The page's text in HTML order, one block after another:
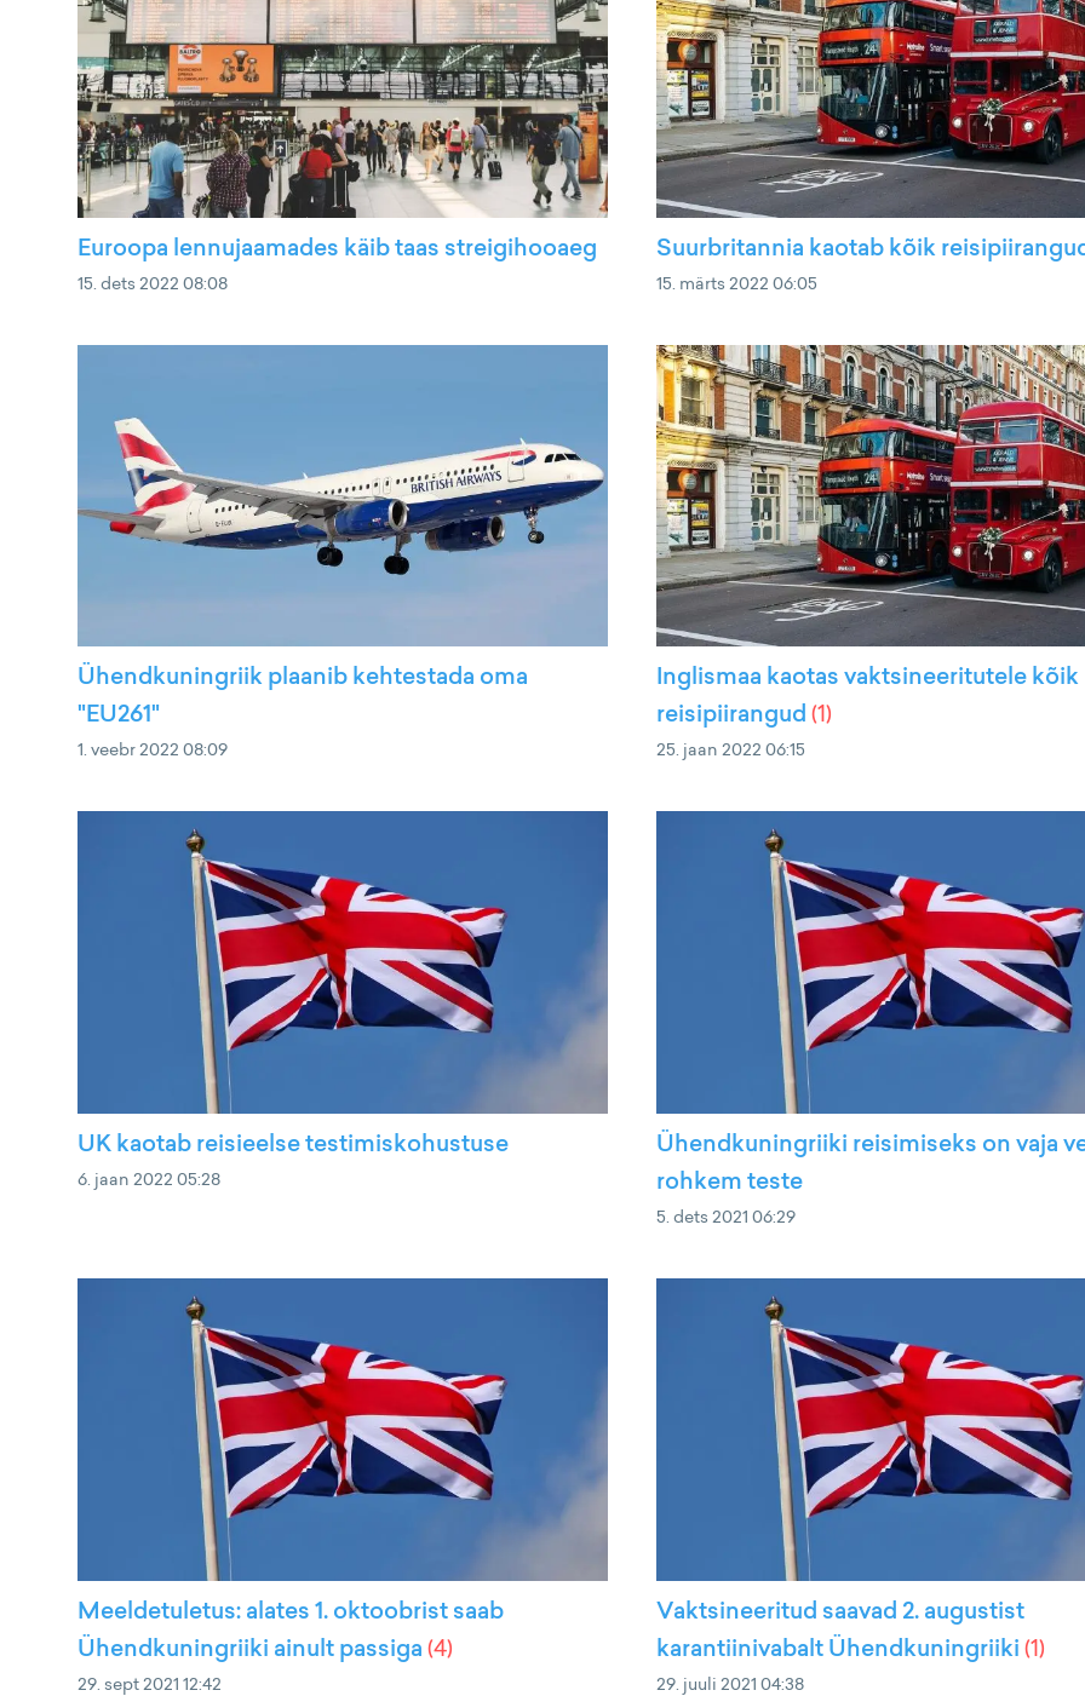
Euroopa lennujaamades käib taas streigihooaeg
15. dets 2022 08:08
Suurbritannia kaotab kõik
15. märts 2022 06:05
Ühendkuningriik plaanib kehtestada oma
"EU261"
1. veebr 2022 08:09
Inglismaa kaotas vaktsineeritutele kõik
reisipiirangud(1)
25. jaan 2022 06:15
UK kaotab reisieelse testimiskohustuse
6. jaan 2022 05:28
Ühendkuningriiki reisimiseks on vaja
rohkem teste
5. dets 2021 06:29
Meeldetuletus: alates 1. oktoobrist saab
Ühendkuningriiki ainult passiga(4)
29. sept 2021 12:42
Vaktsineeritud saavad 2. augustist
karantiinivabalt Ühendkuningriiki(1)
29. juuli 2021 04:38